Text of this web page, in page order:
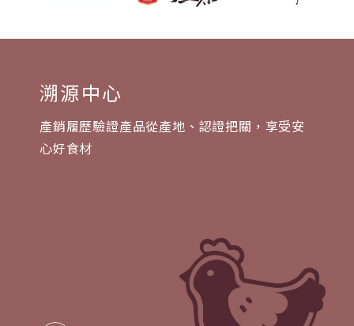
溯源中心
產銷履歷驗證產品從產地、認證把關，享受安
心好食材